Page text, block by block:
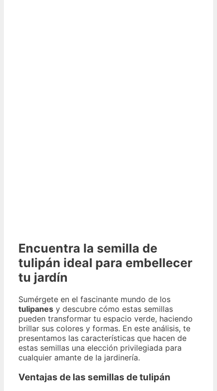
Encuentra la semilla de
tulipán ideal para embellecer
tu jardín
Sumérgete en el fascinante mundo de los
tulipanes y descubre cómo estas semillas
pueden transformar tu espacio verde, haciendo
brillar sus colores y formas. En este análisis, te
presentamos las características que hacen de
estas semillas una elección privilegiada para
cualquier amante de la jardinería.
Ventajas de las semillas de tulipán